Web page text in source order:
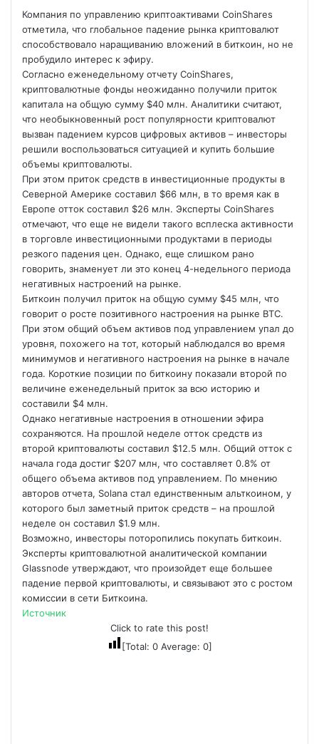
Компания по управлению криптоактивами CoinShares
отметила, что глобальное падение рынка криптовалют
способствовало наращиванию вложений в биткоин, но не
пробудило интерес к эфиру.
Согласно еженедельному отчету CoinShares,
криптовалютные фонды неожиданно получили приток
капитала на общую сумму $40 млн. Аналитики считают,
что необыкновенный рост популярности криптовалют
вызван падением курсов цифровых активов – инвесторы
решили воспользоваться ситуацией и купить большие
объемы криптовалюты.
При этом приток средств в инвестиционные продукты в
Северной Америке составил $66 млн, в то время как в
Европе отток составил $26 млн. Эксперты CoinShares
отмечают, что еще не видели такого всплеска активности
в торговле инвестиционными продуктами в периоды
резкого падения цен. Однако, еще слишком рано
говорить, знаменует ли это конец 4-недельного периода
негативных настроений на рынке.
Биткоин получил приток на общую сумму $45 млн, что
говорит о росте позитивного настроения на рынке BTC.
При этом общий объем активов под управлением упал до
уровня, похожего на тот, который наблюдался во время
минимумов и негативного настроения на рынке в начале
года. Короткие позиции по биткоину показали второй по
величине еженедельный приток за всю историю и
составили $4 млн.
Однако негативные настроения в отношении эфира
сохраняются. На прошлой неделе отток средств из
второй криптовалюты составил $12.5 млн. Общий отток с
начала года достиг $207 млн​, что составляет 0.8% от
общего объема активов под управлением. По мнению
авторов отчета, Solana стал единственным альткоином, у
которого был заметный приток средств – на прошлой
неделе он составил $1.9 млн.
Возможно, инвесторы поторопились покупать биткоин.
Эксперты криптовалютной аналитической компании
Glassnode утверждают, что произойдет еще большее
падение первой криптовалюты, и связывают это с ростом
комиссии в сети Биткоина.
Источник
Click to rate this post!
[Total: 0Average: 0]